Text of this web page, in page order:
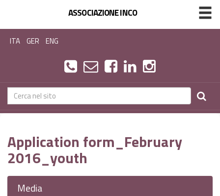
ASSOCIAZIONE INCO
ITA GER ENG
Application form_February
2016_youth
Media